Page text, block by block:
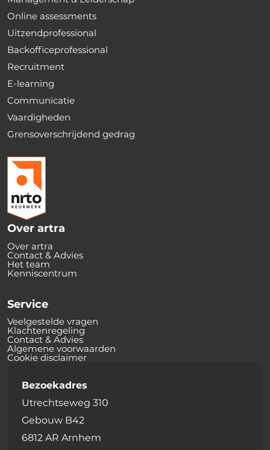
Online assessments
Uitzendprofessional
Backofficeprofessional
Recruitment
E-learning
Communicatie
Vaardigheden
Grensoverschrijdend gedrag
Over artra
Over artra
Contact & Advies
Het team
Kenniscentrum
Service
Veelgestelde vragen
Klachtenregeling
Contact & Advies
Algemene voorwaarden
Cookie disclaimer
Bezoekadres
Utrechtseweg 310
Gebouw B42
6812 AR Arnhem